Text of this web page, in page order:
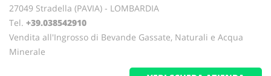
27049 Stradella (PAVIA) - LOMBARDIA
Tel. +39.038542910
Vendita all'Ingrosso di Bevande Gassate, Naturali e Acqua
Minerale